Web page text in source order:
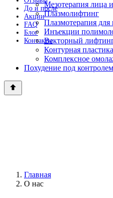
До и после
Акции
FAQ
Блог
Контакты
Мезотерапия лица
Плазмолифтинг
Плазмотерапия для
Инъекции
Векторный
Контурная
Комплексное
Похудение под
Главная
О нас